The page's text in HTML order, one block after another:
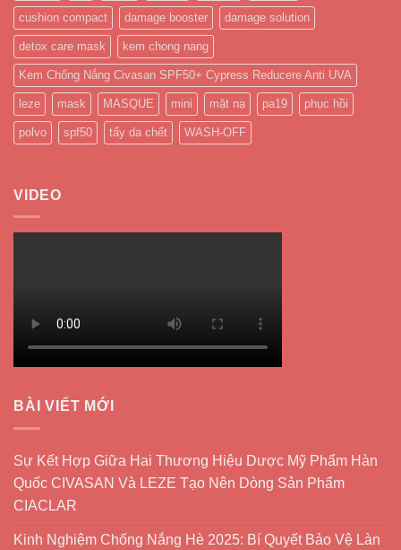
cushion compact damage booster damage solution
detox care mask kem chong nang
Kem Chống Nắng Civasan SPF50+ Cypress Reducere Anti UVA
leze mask MASQUE mini mặt nạ pa19 phục hồi
polvo spf50 tẩy da chết WASH-OFF
VIDEO
BÀI VIẾT MỚI
Sự Kết Hợp Giữa Hai Thương Hiệu Dược Mỹ Phẩm Hàn
Quốc CIVASAN Và LEZE Tạo Nên Dòng Sản Phẩm
CIACLAR
Kinh Nghiệm Chống Nắng Hè 2025: Bí Quyết Bảo Vệ Làn